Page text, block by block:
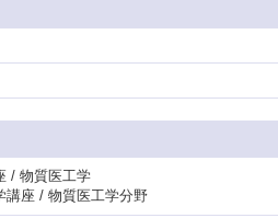
/ 物質医工学
講座 / 物質医工学分野